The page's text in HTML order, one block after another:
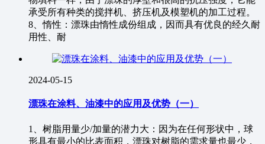
承受所有种类的搅拌机、挤压机及模塑机的加工过程。
8、惰性：漂珠由惰性成份组成，因而具有优良的经久耐
用性、耐
2024-05-15
漂珠在涂料、油漆中的应用及优势（一）
1、树脂用量少/加量的潜力大：因为在任何形状中，球
形具有最小的比表面积，漂珠对树脂的需求量也最少，